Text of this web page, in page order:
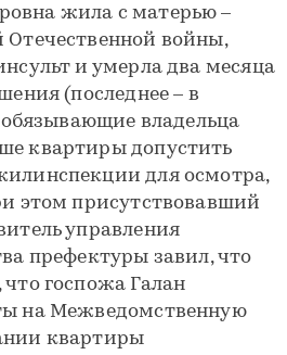
жила с матерью –
Отечественной войны,
и умерла два месяца
(последнее – в
обязывающие владельца
квартиры допустить
для осмотра,
этом присутствовавший
управления
префектуры завил, что
госпожа Галан
на Межведомственную
квартиры